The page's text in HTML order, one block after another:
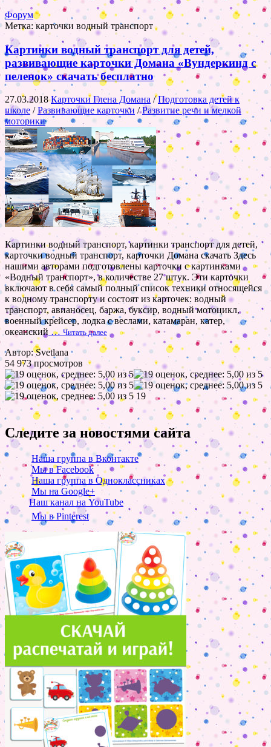
Форум
Метка:карточки водный транспорт
Картинки водный транспорт для детей,
развивающие карточки Домана «Вундеркинд с
пеленок» скачать бесплатно
27.03.2018Карточки Глена Домана /Подготовка детей к
школе /Развивающие карточки /Развитие речи и мелкой
моторики
Картинки водный транспорт, картинки транспорт для детей,
карточки водный транспорт, карточки Домана скачать Здесь
нашими авторами подготовлены карточки с картинками
«Водный транспорт», в количестве 27 штук. Эти карточки
включают в себя самый полный список техники относящейся
к водному транспорту и состоят из карточек: водный
транспорт, авианосец, баржа, буксир, водный мотоцикл,
военный крейсер, лодка с веслами, катамаран, катер,
океанский … Читать далее
Автор: Svetlana
54 973 просмотров
19
Следите за новостями сайта
Наша группа в Вконтакте
Мы в Facebook
Наша группа в Одноклассниках
Мы на Google+
Наш канал на YouTube
Мы в Pinterest